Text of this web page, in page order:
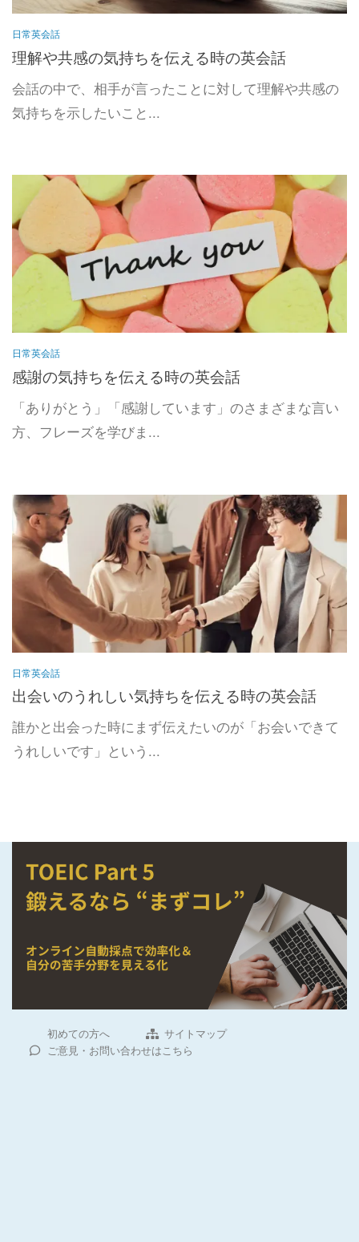
日常英会話
理解や共感の気持ちを伝える時の英会話
会話の中で、相手が言ったことに対して理解や共感の
気持ちを示したいこと...
日常英会話
感謝の気持ちを伝える時の英会話
「ありがとう」「感謝しています」のさまざまな言い
方、フレーズを学びま...
日常英会話
出会いのうれしい気持ちを伝える時の英会話
誰かと出会った時にまず伝えたいのが「お会いできて
うれしいです」という...
初めての方へ
サイトマップ
ご意見・お問い合わせはこちら